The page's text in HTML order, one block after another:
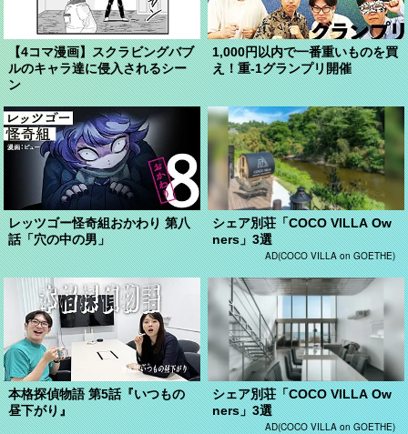
【4コマ漫画】スクラビングバブ
ルのキャラ達に侵入されるシー
ン
1,000円以内で一番重いものを買
え！重-1グランプリ開催
レッツゴー怪奇組おかわり 第八
話「穴の中の男」
シェア別荘「COCO VILLA Ow
ners」3選
AD(COCO VILLA on GOETHE)
本格探偵物語 第5話『いつもの
昼下がり』
シェア別荘「COCO VILLA Ow
ners」3選
AD(COCO VILLA on GOETHE)